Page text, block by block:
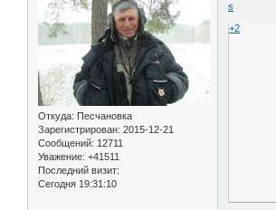
Откуда: Песчановка
Зарегистрирован: 2015-12-21
Сообщений: 12711
Уважение: +41511
Последний визит:
Сегодня 19:31:10
s
+2